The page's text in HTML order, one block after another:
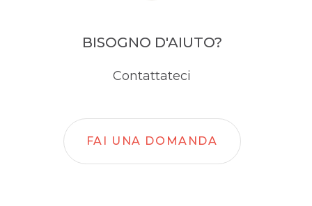
BISOGNO D'AIUTO?
Contattateci
FAI UNA DOMANDA